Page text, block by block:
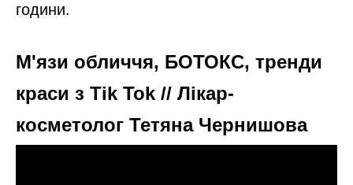
години.
М'язи обличчя, БОТОКС, тренди
краси з Tik Tok // Лікар-
косметолог Тетяна Чернишова